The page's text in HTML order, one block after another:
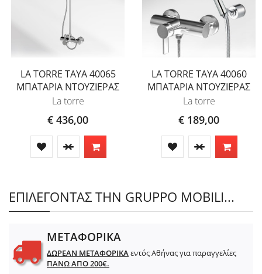
LA TORRE TAYA 40065
ΜΠΑΤΑΡΙΑ ΝΤΟΥΖΙΕΡΑΣ
La torre
€ 436,00
LA TORRE TAYA 40060
ΜΠΑΤΑΡΙΑ ΝΤΟΥΖΙΕΡΑΣ
La torre
€ 189,00
ΕΠΙΛΕΓΟΝΤΑΣ ΤΗΝ GRUPPO MOBILI...
ΜΕΤΑΦΟΡΙΚΑ
ΔΩΡΕΑΝ ΜΕΤΑΦΟΡΙΚΑεντός Αθήνας για παραγγελίες
ΠΑΝΩ ΑΠΟ 200€.